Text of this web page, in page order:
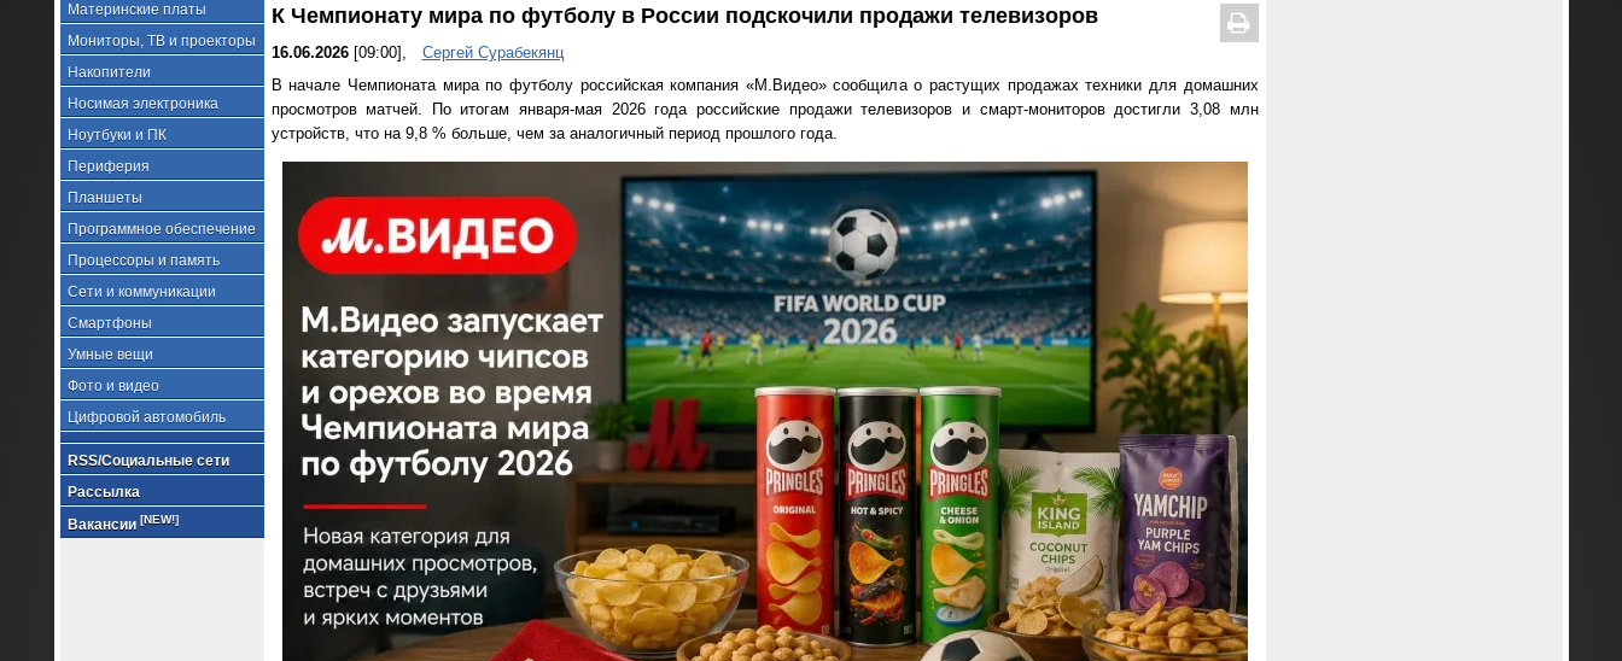
Материнские платы
Мониторы, ТВ и проекторы
Накопители
Носимая электроника
Ноутбуки и ПК
Периферия
Планшеты
Программное обеспечение
Процессоры и память
Сети и коммуникации
Смартфоны
Умные вещи
Фото и видео
Цифровой автомобиль
RSS/Социальные сети
Рассылка
Вакансии [NEW!]
К Чемпионату мира по футболу в России подскочили продажи телевизоров
16.06.2026[09:00],
Сергей Сурабекянц
В начале Чемпионата мира по футболу российская компания «М.Видео» сообщила о растущих продажах техники для домашних
просмотров матчей. По итогам января-мая 2026 года российские продажи телевизоров и смарт-мониторов достигли 3,08 млн
устройств, что на 9,8 % больше, чем за аналогичный период прошлого года.